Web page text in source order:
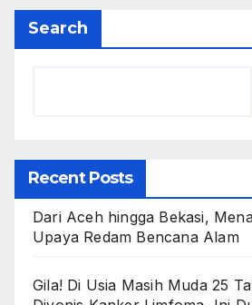
Search
Recent Posts
Dari Aceh hingga Bekasi,
Upaya Redam Bencana Alam
Gila! Di Usia Masih Muda 25